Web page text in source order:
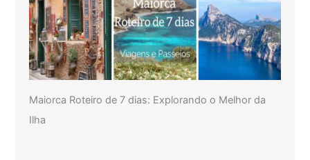
Maiorca Roteiro de 7 dias: Explorando o Melhor da
Ilha